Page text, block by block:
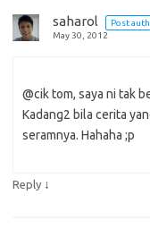
saharol
Post
May 30, 2012
@cik tom, saya ni tak
Kadang2 bila cerita
seramnya. Hahaha ;p
Reply ↓